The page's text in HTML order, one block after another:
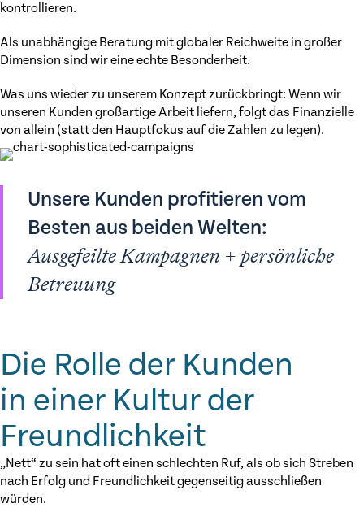
kontrollieren.
Als unabhängige Beratung mit globaler Reichweite in großer
Dimension sind wir eine echte Besonderheit.
Was uns wieder zu unserem Konzept zurückbringt: Wenn wir
unseren Kunden großartige Arbeit liefern, folgt das Finanzielle
von allein (statt den Hauptfokus auf die Zahlen zu legen).
Unsere Kunden profitieren vom
Besten aus beiden Welten:
Ausgefeilte Kampagnen + persönliche
Betreuung
Die Rolle der Kunden
in einer Kultur der
Freundlichkeit
„Nett“ zu sein hat oft einen schlechten Ruf, als ob sich Streben
nach Erfolg und Freundlichkeit gegenseitig ausschließen
würden.